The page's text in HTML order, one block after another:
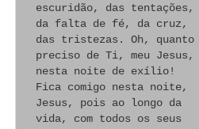
escuridão, das tentações,
da falta de fé, da cruz,
das tristezas. Oh, quanto
preciso de Ti, meu Jesus,
nesta noite de exílio!
Fica comigo nesta noite,
Jesus, pois ao longo da
vida, com todos os seus